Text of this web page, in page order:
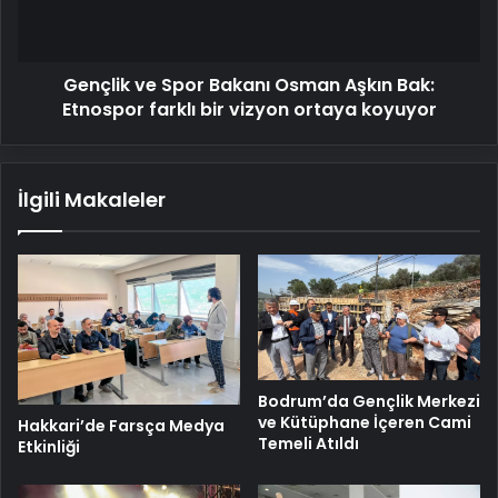
Gençlik ve Spor Bakanı Osman Aşkın Bak:
Etnospor farklı bir vizyon ortaya koyuyor
İlgili Makaleler
Hakkari’de Farsça Medya
Etkinliği
Bodrum’da Gençlik Merkezi
ve Kütüphane İçeren Cami
Temeli Atıldı